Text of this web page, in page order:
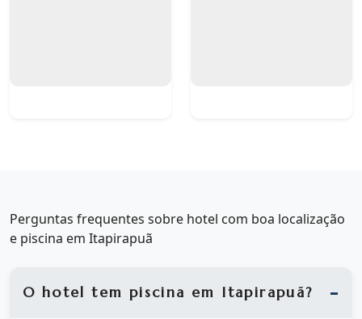
Perguntas frequentes sobre hotel com boa localização
e piscina em Itapirapuã
O hotel tem piscina em Itapirapuã?